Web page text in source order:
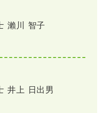
瀨川 智子
井上 日出男